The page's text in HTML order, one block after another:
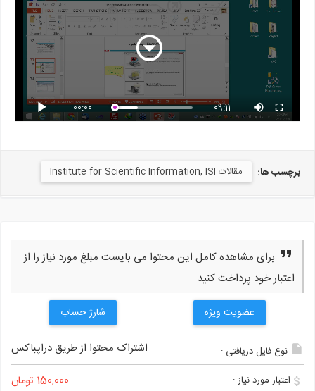
00:00 09:11
برچسب ها: مقالات Institute for Scientific Information, ISI
برای مشاهده کامل این محتوا می بایست مبلغ مورد نیاز را از
اعتبار خود پرداخت کنید
عضویت ویژه شارژ حساب
نوع فایل دریافتی : اشتراک محتوا از طریق دراپباکس
اعتبار مورد نیاز : 150,000 تومان